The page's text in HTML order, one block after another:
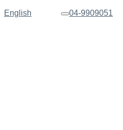
English 04-9909051 תפריט